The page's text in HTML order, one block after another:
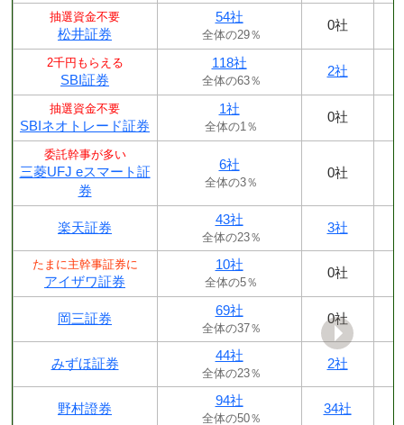
抽選資金不要
松井証券
54社
全体の29％
0社
2千円もらえる
SBI証券
118社
全体の63％
2社
抽選資金不要
SBIネオトレード証券
1社
全体の1％
0社
委託幹事が多い
三菱UFJ eスマート証
券
6社
全体の3％
0社
楽天証券
43社
全体の23％
3社
たまに主幹事証券に
アイザワ証券
10社
全体の5％
0社
岡三証券
69社
全体の37％
0社
みずほ証券
44社
全体の23％
2社
野村證券
94社
全体の50％
34社